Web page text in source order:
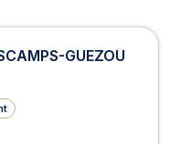
à Rennes
GUEZOU